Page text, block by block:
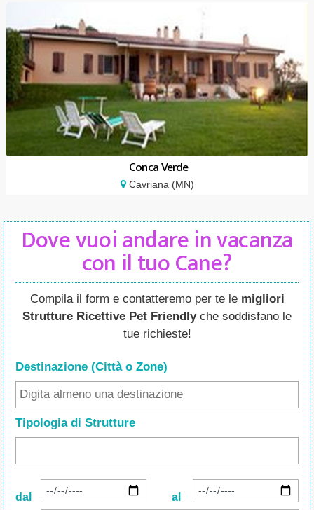
Conca Verde
Cavriana (MN)
Dove vuoi andare in vacanza
con il tuo Cane?
Compila il form e contatteremo per te le migliori
Strutture Ricettive Pet Friendlyche soddisfano le
tue richieste!
Destinazione (Città o Zone)
Tipologia di Strutture
dal al